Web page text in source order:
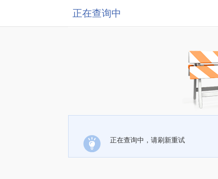
正在查询中
正在查询中，请刷新重试